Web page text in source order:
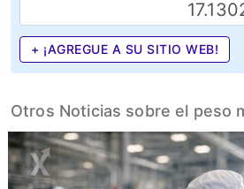
+ ¡AGREGUE A SU SITIO WEB!
Otros Noticias sobre el peso